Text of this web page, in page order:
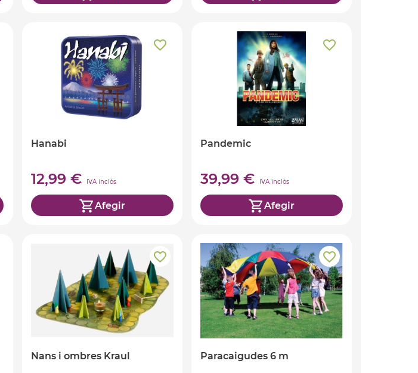
Hanabi
12,99 € IVA inclòs
Afegir
Pandemic
39,99 € IVA inclòs
Afegir
Nans i ombres Kraul Paracaigudes 6 m